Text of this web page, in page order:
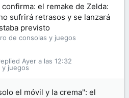
el remake de Zelda:
sufrirá retrasos y se lanzará
previsto
de consolas y juegos
y juegos
Ayer a las 12:32
el móvil y la crema": el